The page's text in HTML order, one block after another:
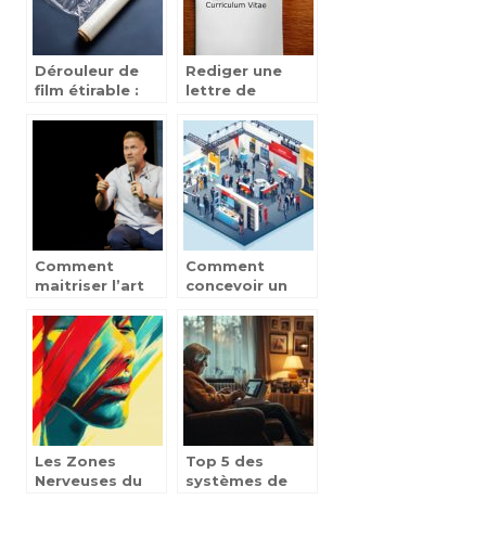
Dérouleur de
film étirable :
existants et
Rediger une
lettre de
anglais :
comment ca
marche ?
Comment
maitriser l’art
communication
: ce qu’il faut
retenir !
Comment
concevoir un
salon
professionnel :
astuces et
conseils
Les Zones
Nerveuses du
Top 5 des
systèmes de